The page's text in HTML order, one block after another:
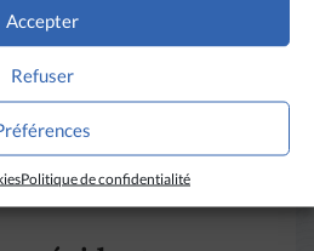
Accepter
Refuser
Politique de confidentialité